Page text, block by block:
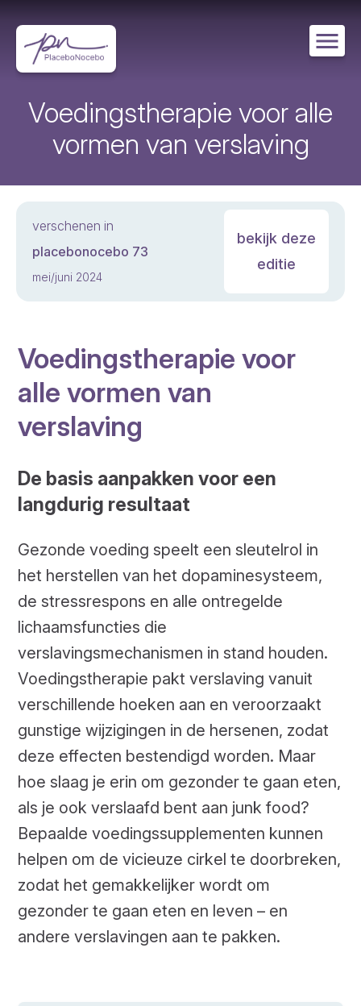
en
naar
de
gaanVoedingstherapie voor alle
vormen van verslaving
verschenen in
placebonocebo 73
mei/juni 2024
bekijk deze
editie
Voedingstherapie voor
alle vormen van
verslaving
De basis aanpakken voor een
langdurig resultaat
Gezonde voeding speelt een sleutelrol in
het herstellen van het dopaminesysteem,
de stressrespons en alle ontregelde
lichaamsfuncties die
verslavingsmechanismen in stand houden.
Voedingstherapie pakt verslaving vanuit
verschillende hoeken aan en veroorzaakt
gunstige wijzigingen in de hersenen, zodat
deze effecten bestendigd worden. Maar
hoe slaag je erin om gezonder te gaan eten,
als je ook verslaafd bent aan junk food?
Bepaalde voedingssupplementen kunnen
helpen om de vicieuze cirkel te doorbreken,
zodat het gemakkelijker wordt om
gezonder te gaan eten en leven – en
andere verslavingen aan te pakken.